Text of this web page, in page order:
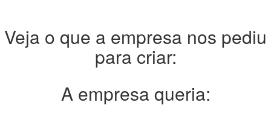
Veja o que a empresa nos pediu
para criar:
A empresa queria: